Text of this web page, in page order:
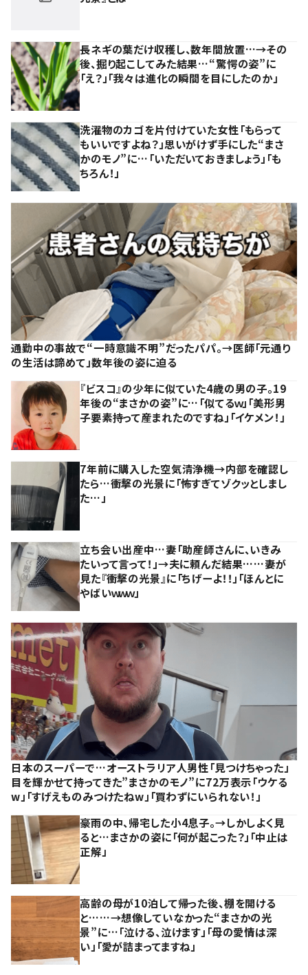
長ネギの葉だけ収穫し、数年間放置…→その
後、掘り起こしてみた結果…“驚愕の姿”に
「え？」「我々は進化の瞬間を目にしたのか」
洗濯物のカゴを片付けていた女性「もらって
もいいですよね？」思いがけず手にした“まさ
かのモノ”に…「いただいておきましょう」「も
ちろん！」
通勤中の事故で“一時意識不明”だったパパ。→医師「元通り
の生活は諦めて」数年後の姿に迫る
『ビスコ』の少年に似ていた4歳の男の子。19
年後の“まさかの姿”に…「似てるｗ」「美形男
子要素持って産まれたのですね」「イケメン！」
7年前に購入した空気清浄機→内部を確認し
たら…衝撃の光景に「怖すぎてゾクッとしまし
た…」
立ち会い出産中…妻「助産師さんに、いきみ
たいって言って！」→夫に頼んだ結果……妻が
見た『衝撃の光景』に「ちげーよ！！」「ほんとに
やばいｗｗｗ」
日本のスーパーで…オーストラリア人男性「見つけちゃった」
目を輝かせて持ってきた”まさかのモノ”に72万表示「ウケる
w」「すげえものみつけたねw」「買わずにいられない！」
豪雨の中、帰宅した小4息子。→しかしよく見
ると…まさかの姿に「何が起こった？」「中止は
正解」
高齢の母が10泊して帰った後、棚を開ける
と……→想像していなかった“まさかの光
景”に…「泣ける、泣けます」「母の愛情は深
い」「愛が詰まってますね」